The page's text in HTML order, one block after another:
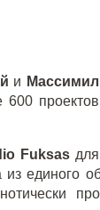
и
Fuksas для
из единого